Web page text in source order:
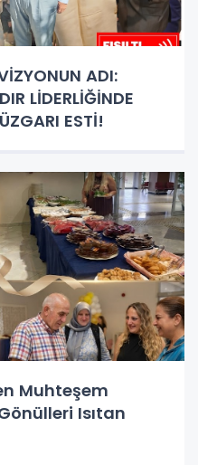
ADI:
LİDERLİĞİNDE
ESTİ!
Muhteşem
Isıtan